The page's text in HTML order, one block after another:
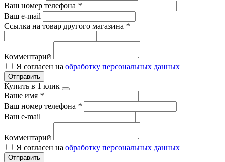
Ваш номер телефона *
Ваш e-mail
Ссылка на товар другого магазина *
Комментарий
Я согласен на обработку персональных данных
Отправить
Купить в 1 клик
Ваше имя *
Ваш номер телефона *
Ваш e-mail
Комментарий
Я согласен на обработку персональных данных
Отправить